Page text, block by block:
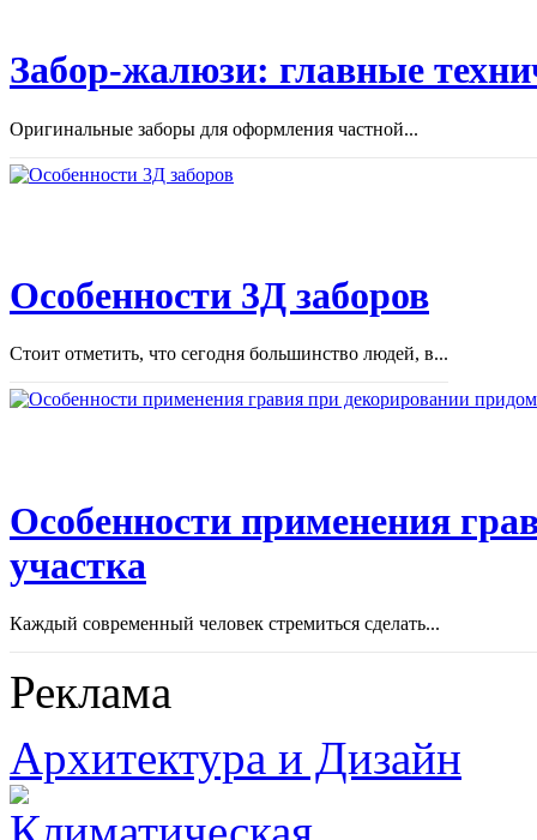
Забор-жалюзи: главные
Оригинальные заборы для оформления частной...
Особенности 3Д заборов
Стоит отметить, что сегодня большинство людей, в...
Особенности применения
участка
Каждый современный человек стремиться сделать...
Реклама
Архитектура и Дизайн